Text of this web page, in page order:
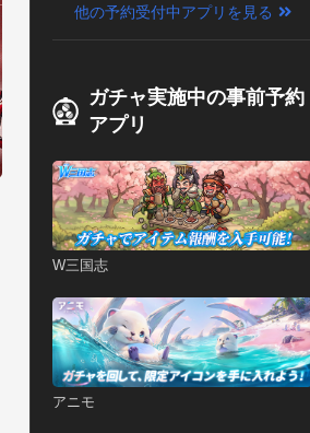
他の予約受付中アプリを見る
ガチャ実施中の事前予約
アプリ
W三国志
アニモ